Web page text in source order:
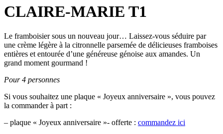
CLAIRE-MARIE T1
Le framboisier sous un nouveau jour… Laissez-vous séduire par
une crème légère à la citronnelle parsemée de délicieuses framboises
entières et entourée d’une généreuse génoise aux amandes. Un
grand moment gourmand !
Pour 4 personnes
Si vous souhaitez une plaque « Joyeux anniversaire », vous pouvez
la commander à part :
– plaque « Joyeux anniversaire »- offerte : commandez ici